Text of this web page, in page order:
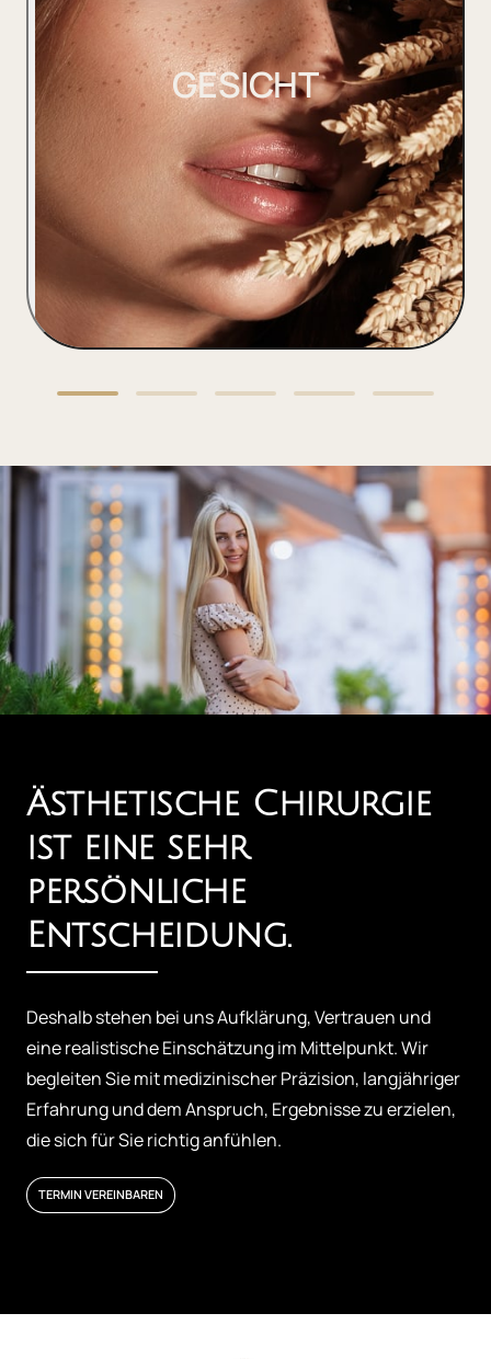
KÖRPER
Ästhetische Chirurgie
ist eine sehr
persönliche
Entscheidung.
Deshalb stehen bei uns Aufklärung, Vertrauen und
eine realistische Einschätzung im Mittelpunkt. Wir
begleiten Sie mit medizinischer Präzision, langjähriger
Erfahrung und dem Anspruch, Ergebnisse zu erzielen,
die sich für Sie richtig anfühlen.
TERMIN VEREINBAREN